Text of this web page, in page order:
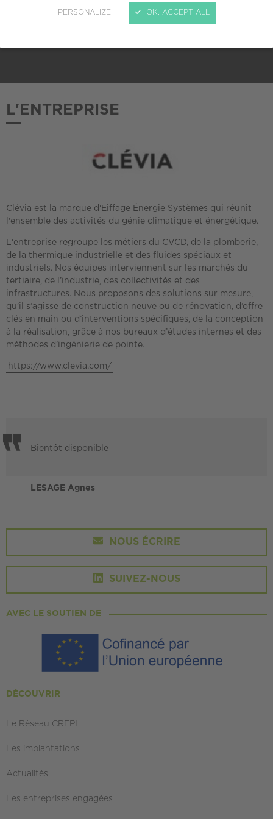
PERSONALIZE OK, ACCEPT ALL
L'ENTREPRISE
Clévia est la marque d'Eiffage Énergie Systèmes qui réunit
l'ensemble des activités du génie climatique et énergétique.
L'entreprise regroupe les métiers du CVCD, de la plomberie,
de la thermique industrielle et des fluides spéciaux et
industriels. Nos équipes interviennent sur les marchés du
tertiaire, de l’industrie, des collectivités et des
infrastructures. Nous proposons des solutions sur mesure,
qu’il s’agisse de construction neuve ou de rénovation, d’offre
clés en main ou d’interventions spécifiques, de la conception
à la réalisation, grâce à nos bureaux d’études internes et des
méthodes d’ingénierie de pointe.
https://www.clevia.com/
Bientôt disponible
LESAGE Agnes
NOUS ÉCRIRE
SUIVEZ-NOUS
AVEC LE SOUTIEN DE
DÉCOUVRIR
Le Réseau CREPI
Les implantations
Actualités
Les entreprises engagées